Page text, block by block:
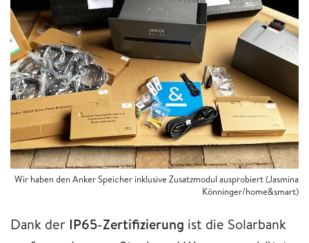
Wir haben den Anker Speicher inklusive Zusatzmodul ausprobiert (Jasmina
Könninger/home&smart)
Dank der IP65-Zertifizierung ist die Solarbank